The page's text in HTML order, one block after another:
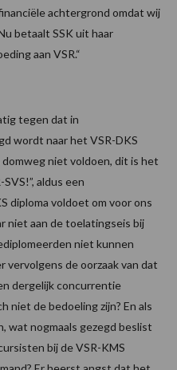
achtergrond omdat wij
betaalt SSK uit haar
aan VSR.“
tegen dat in
wordt naar het VSR-DKS
domweg niet voldoen, dit is het
aldus een
diploma voldoet om voor ons
niet aan de toelatingseis bij
niet kunnen
vervolgens de oorzaak van dat
dergelijk concurrentie
niet de bedoeling zijn? En als
wat nogmaals gezegd beslist
bij de VSR-KMS